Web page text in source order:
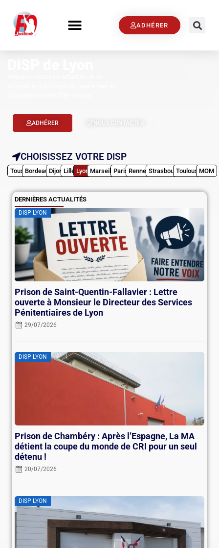
ADHÉRER
ADHÉRER NOUS CONTACTER
CHOISISSEZ VOTRE DISP
Tous BordeauxDijon Lille Lyon MarseilleParis RennesStrasbourgToulouseMOM
DERNIÈRES ACTUALITÉS
DISP LYON
Prison de Saint-Quentin-Fallavier : Lettre
ouverte à Monsieur le Directeur des Services
Pénitentiaires de Lyon
29/07/2026
DISP LYON
Prison de Chambéry : Après l’Espagne, La MA
détient la coupe du monde de CRI pour un seul
détenu !
20/07/2026
DISP LYON